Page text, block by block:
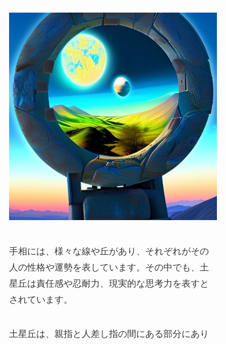
手相には、様々な線や丘があり、それぞれがその
人の性格や運勢を表しています。その中でも、土
星丘は責任感や忍耐力、現実的な思考力を表すと
されています。
土星丘は、親指と人差し指の間にある部分にあり